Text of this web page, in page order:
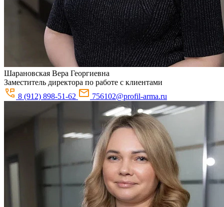
Шарановская Вера Георгиевна
Заместитель директора по работе с клиентами
8 (912) 898-51-62
756102@profil-arma.ru